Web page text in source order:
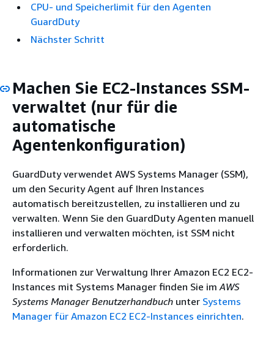
CPU- und Speicherlimit für den Agenten
GuardDuty
Nächster Schritt
Machen Sie EC2-Instances SSM-
verwaltet (nur für die
automatische
Agentenkonfiguration)
GuardDuty verwendet AWS Systems Manager (SSM),
um den Security Agent auf Ihren Instances
automatisch bereitzustellen, zu installieren und zu
verwalten. Wenn Sie den GuardDuty Agenten manuell
installieren und verwalten möchten, ist SSM nicht
erforderlich.
Informationen zur Verwaltung Ihrer Amazon EC2 EC2-
Instances mit Systems Manager finden Sie im AWS
Systems Manager Benutzerhandbuch unter Systems
Manager für Amazon EC2 EC2-Instances einrichten.